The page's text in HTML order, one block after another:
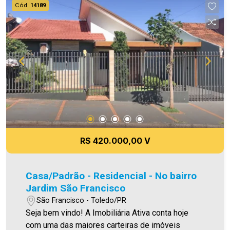
casa!
Cód. 14189
R$ 420.000,00 V
Casa/Padrão - Residencial - No bairro
Jardim São Francisco
São Francisco - Toledo/PR
Seja bem vindo! A Imobiliária Ativa conta hoje
com uma das maiores carteiras de imóveis